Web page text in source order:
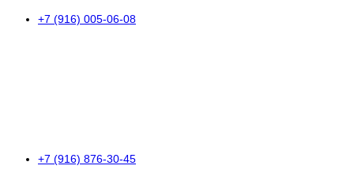
+7 (916) 005-06-08
+7 (916) 876-30-45